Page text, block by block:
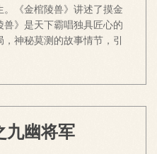
《金棺陵兽》讲述了摸金
》是天下霸唱独具匠心的
神秘莫测的故事情节，引
九幽将军